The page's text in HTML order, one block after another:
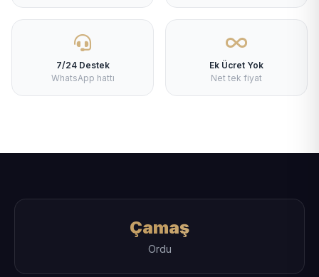
7/24 Destek
WhatsApp hattı
Ek Ücret Yok
Net tek fiyat
Çamaş
Ordu